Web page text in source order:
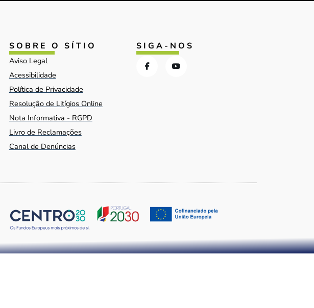
SOBRE O SÍTIO
Aviso Legal
Acessibilidade
Política de Privacidade
Resolução de Litígios Online
Nota Informativa - RGPD
Livro de Reclamações
Canal de Denúncias
SIGA-NOS